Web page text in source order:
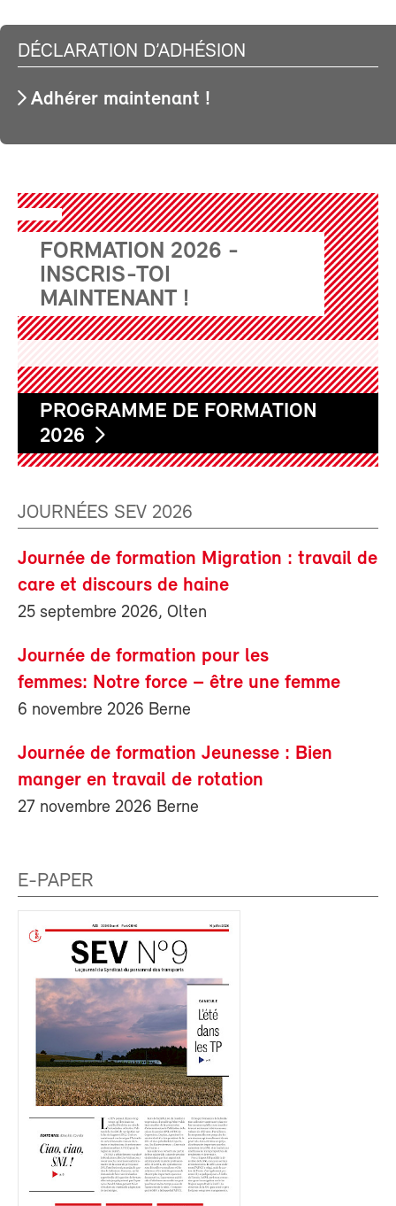
DÉCLARATION D’ADHÉSION
Adhérer maintenant !
FORMATION 2026 -
INSCRIS-TOI
MAINTENANT !
PROGRAMME DE FORMATION
2026
JOURNÉES SEV 2026
Journée de formation Migration : travail de
care et discours de haine
25 septembre 2026, Olten
Journée de formation pour les
femmes: Notre force – être une femme
6 novembre 2026 Berne
Journée de formation Jeunesse : Bien
manger en travail de rotation
27 novembre 2026 Berne
E-PAPER